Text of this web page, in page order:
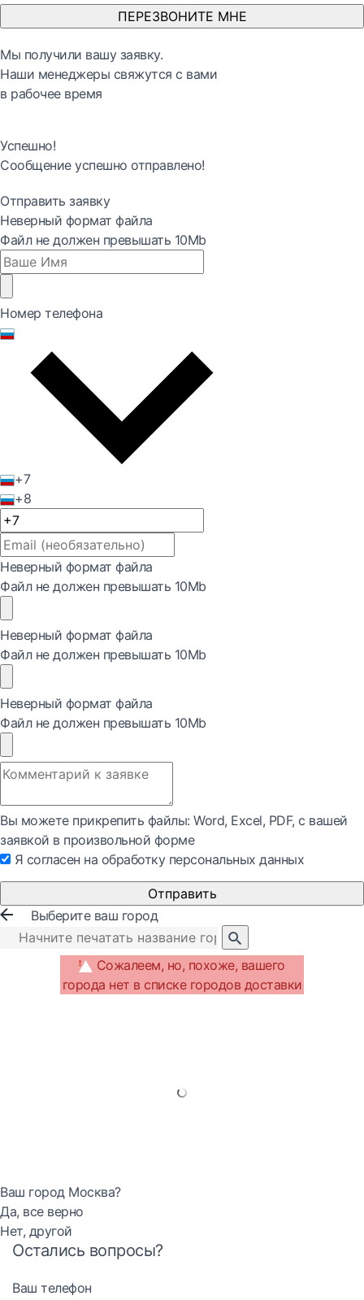
ПЕРЕЗВОНИТЕ МНЕ
Мы получили вашу заявку.
Наши менеджеры свяжутся с вами
в рабочее время
Успешно!
Сообщение успешно отправлено!
Отправить заявку
Неверный формат файла
Файл не должен превышать 10Mb
Номер телефона
+7
+8
Неверный формат файла
Файл не должен превышать 10Mb
Неверный формат файла
Файл не должен превышать 10Mb
Неверный формат файла
Файл не должен превышать 10Mb
Вы можете прикрепить файлы: Word, Exсel, PDF, с вашей
заявкой в произвольной форме
Я согласен на обработку персональных данных
Отправить
Выберите ваш город
Сожалеем, но, похоже, вашего
города нет в списке городов доставки
Ваш город Москва?
Да, все верно
Нет, другой
Остались вопросы?
Ваш телефон